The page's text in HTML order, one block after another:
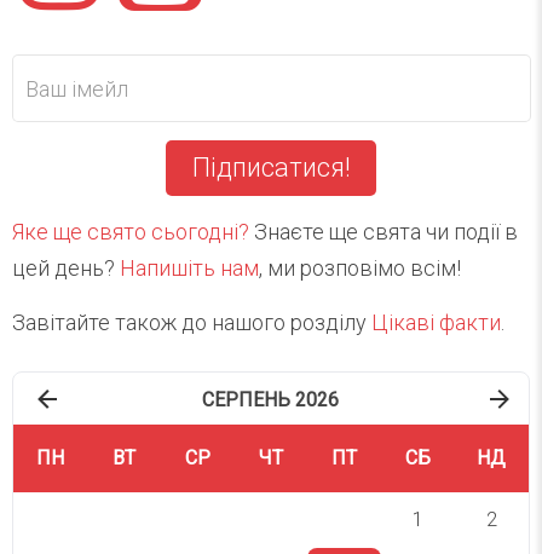
Підписатися!
Яке ще свято сьогодні? Знаєте ще свята чи події в
цей день? Напишіть нам, ми розповімо всім!
Завітайте також до нашого розділу Цікаві факти
СЕРПЕНЬ 2026
ПН ВТ СР ЧТ ПТ СБ НД
1 2